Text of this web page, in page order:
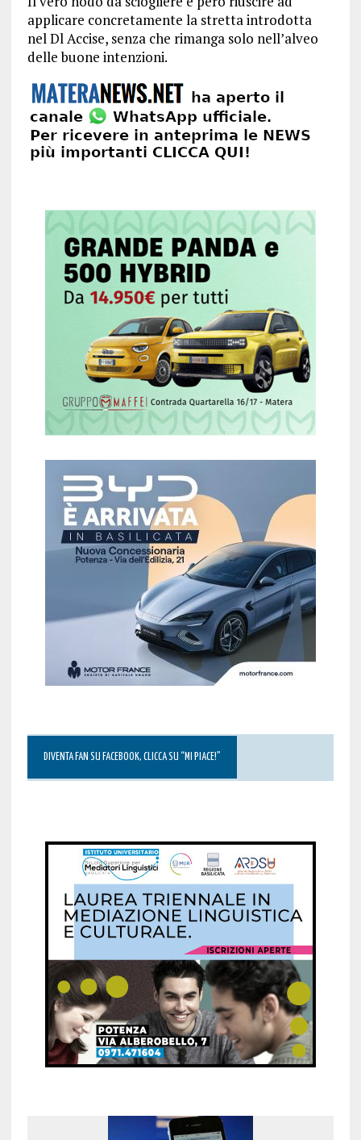
applicare concretamente la stretta introdotta
nel Dl Accise, senza che rimanga solo nell’alveo
delle buone intenzioni.
DIVENTA FAN SU FACEBOOK, CLICCA SU “MI PIACE!”